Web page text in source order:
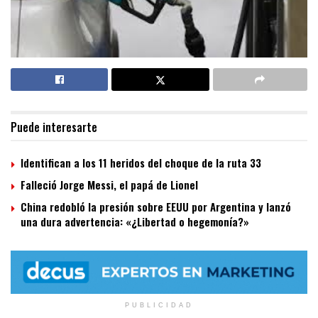
Puede interesarte
Identifican a los 11 heridos del choque de la ruta 33
Falleció Jorge Messi, el papá de Lionel
China redobló la presión sobre EEUU por Argentina y lanzó
una dura advertencia: «¿Libertad o hegemonía?»
PUBLICIDAD